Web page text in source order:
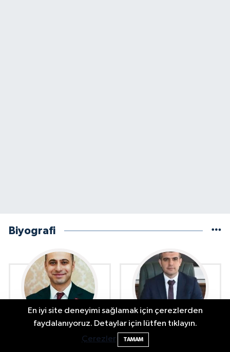
Biyografi
Ekrem Ender ERGÜN
Emre YEŞİLBAŞ Kimdir?
En iyi site deneyimi sağlamak için çerezlerden
faydalanıyoruz. Detaylar için lütfen tıklayın.
Çerezler
TAMAM
23:45 İş Bankası'nda bir şube daha mı
kapanıyor? Gözler Amasra'da